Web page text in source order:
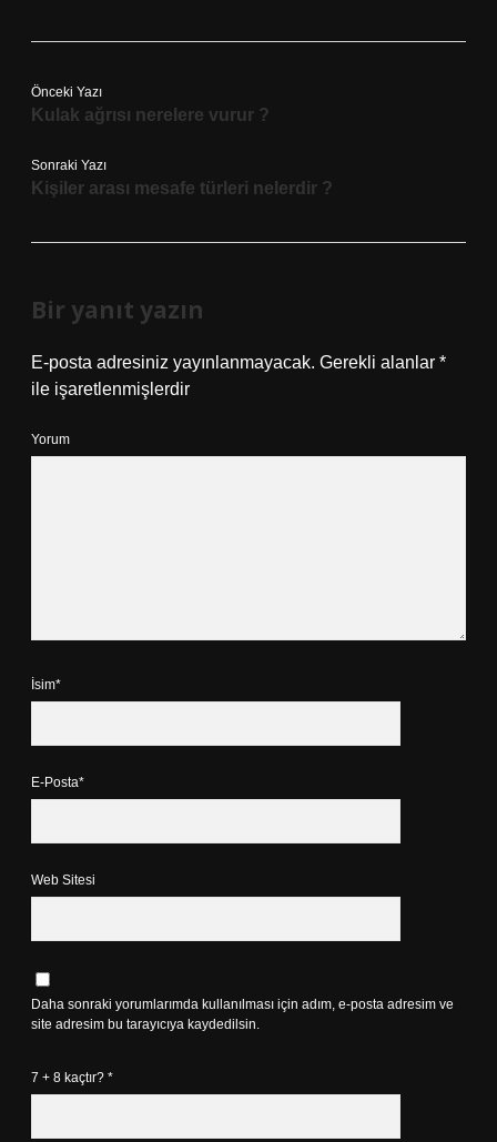
Önceki Yazı
Kulak ağrısı nerelere vurur ?
Sonraki Yazı
Kişiler arası mesafe türleri nelerdir ?
Bir yanıt yazın
E-posta adresiniz yayınlanmayacak. Gerekli alanlar *
ile işaretlenmişlerdir
Yorum
İsim*
E-Posta*
Web Sitesi
Daha sonraki yorumlarımda kullanılması için adım, e-posta adresim ve
site adresim bu tarayıcıya kaydedilsin.
7 + 8 kaçtır? *